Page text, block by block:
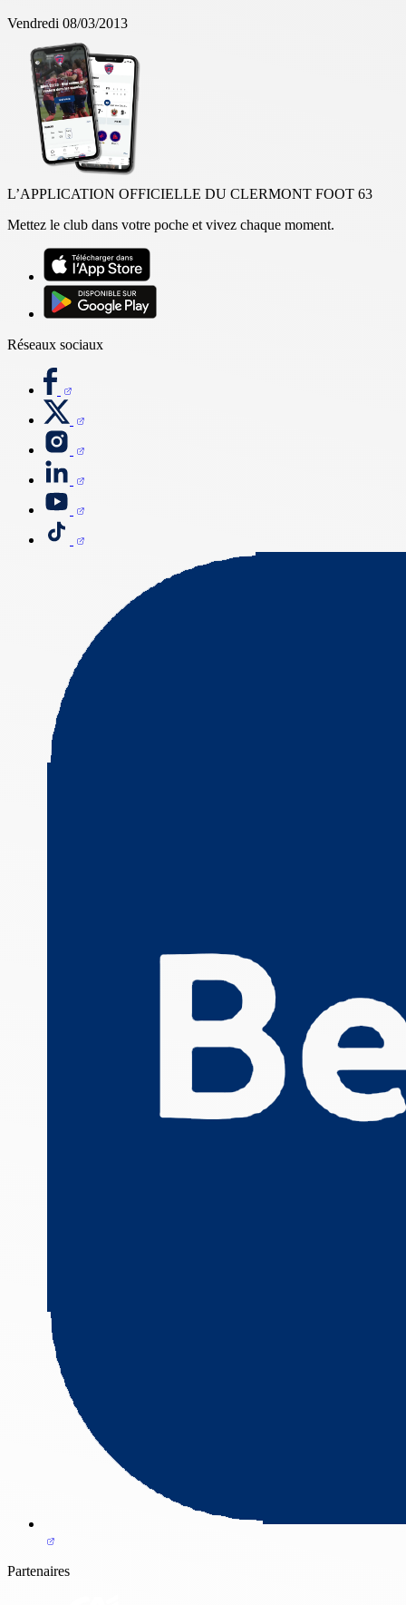
Vendredi 08/03/2013
L’APPLICATION OFFICIELLE DU CLERMONT FOOT 63
Mettez le club dans votre poche et vivez chaque moment.
Réseaux sociaux
Partenaires